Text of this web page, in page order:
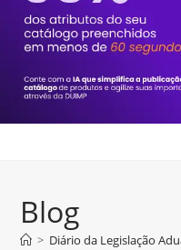
Blog
> Diário da Legislação